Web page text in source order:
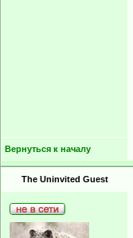
Вернуться к началу
The Uninvited Guest